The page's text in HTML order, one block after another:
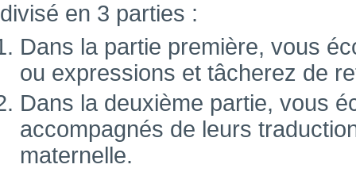
divisé en 3 parties :
Dans la partie première, vous
ou expressions et tâcherez de
Dans la deuxième partie, vous
accompagnés de leurs
maternelle.